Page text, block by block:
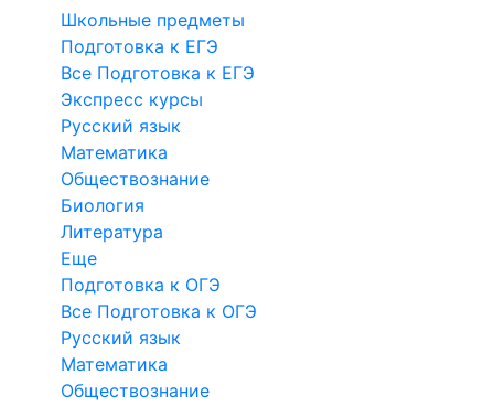
Школьные предметы
Подготовка к ЕГЭ
Все Подготовка к ЕГЭ
Экспресс курсы
Русский язык
Математика
Обществознание
Биология
Литература
Еще
Подготовка к ОГЭ
Все Подготовка к ОГЭ
Русский язык
Математика
Обществознание